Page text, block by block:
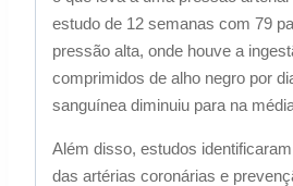
estudo de 12 semanas com 79
pressão alta, onde houve a
comprimidos de alho negro por
sanguínea diminuiu para na
Além disso, estudos
das artérias coronárias e